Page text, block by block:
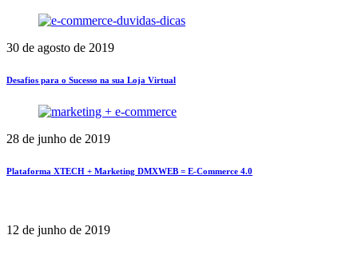
30 de agosto de 2019
Desafios para o Sucesso na sua Loja Virtual
28 de junho de 2019
Plataforma XTECH + Marketing DMXWEB = E-Commerce 4.0
12 de junho de 2019